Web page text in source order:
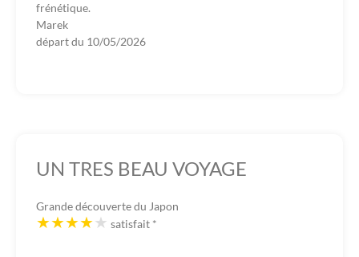
frénétique.
Marek
départ du 10/05/2026
UN TRES BEAU VOYAGE
Grande découverte du Japon
satisfait *